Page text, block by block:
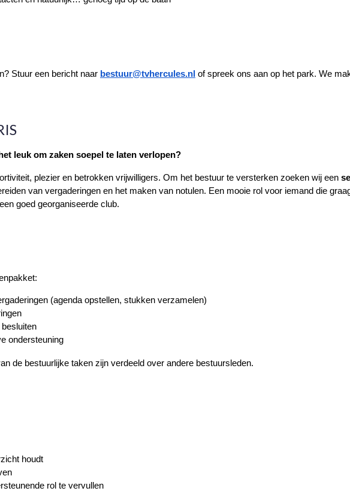
Stuur een bericht naar bestuur@tvhercules.nl of spreek ons aan op het park. We
leuk om zaken soepel te laten verlopen?
plezier en betrokken vrijwilligers. Om het bestuur te versterken zoeken wij een
van vergaderingen en het maken van notulen. Een mooie rol voor iemand die
goed georganiseerde club.
(agenda opstellen, stukken verzamelen)
ondersteuning
de bestuurlijke taken zijn verdeeld over andere bestuursleden.
houdt
rol te vervullen